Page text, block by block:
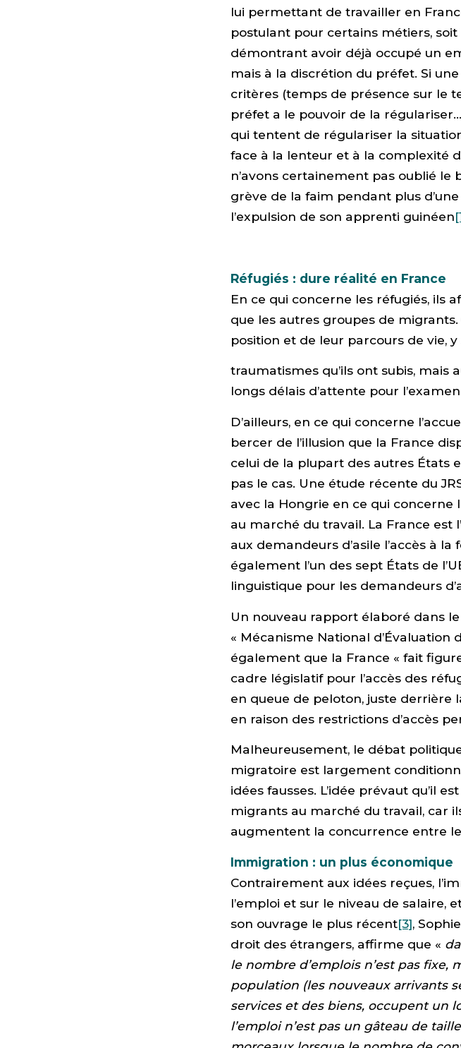
lui permettant de travailler en
postulant pour certains métiers,
démontrant avoir déjà occupé un
mais à la discrétion du préfet. Si
critères (temps de présence sur le
préfet a le pouvoir de la
qui tentent de régulariser la
face à la lenteur et à la complexité
n’avons certainement pas oublié
grève de la faim pendant plus
l’expulsion de son apprenti guinéen
Réfugiés : dure réalité en France
En ce qui concerne les réfugiés, ils
que les autres groupes de
position et de leur parcours de vie,
traumatismes qu’ils ont subis, mais
longs délais d’attente pour
D’ailleurs, en ce qui concerne
bercer de l’illusion que la France
celui de la plupart des autres États
pas le cas. Une étude récente du
avec la Hongrie en ce qui concerne
au marché du travail. La France est
aux demandeurs d’asile l’accès à
également l’un des sept États de
linguistique pour les demandeurs
Un nouveau rapport élaboré dans
« Mécanisme National d’Évaluation
également que la France « fait
cadre législatif pour l’accès des
en queue de peloton, juste
en raison des restrictions d’accès
Malheureusement, le débat
migratoire est largement
idées fausses. L’idée prévaut qu’il
migrants au marché du travail, car
augmentent la concurrence entre
Immigration : un plus économique
Contrairement aux idées reçues,
l’emploi et sur le niveau de salaire,
son ouvrage le plus récent[3],
droit des étrangers, affirme que «
le nombre d’emplois n’est pas
population (les nouveaux arrivants
services et des biens, occupent un
l’emploi n’est pas un gâteau de